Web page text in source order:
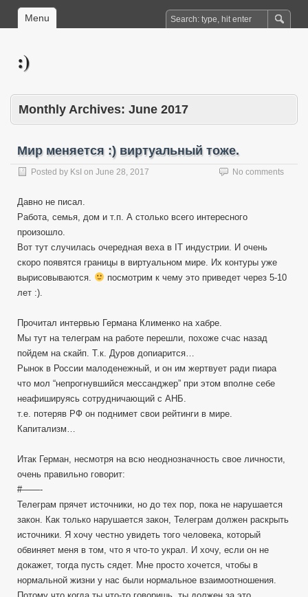
Menu
:)
Monthly Archives: June 2017
Мир меняется :) виртуальный тоже.
Posted by KsI on June 28, 2017 No comments
Давно не писал.
Работа, семья, дом и т.п. А столько всего интересного
произошло.
Вот тут случилась очередная веха в IT индустрии. И очень
скоро появятся границы в виртуальном мире. Их контуры уже
вырисовываются.
посмотрим к чему это приведет через 5-10
лет :).
Прочитал интервью Германа Клименко на хабре.
Мы тут на телеграм на работе перешли, похоже счас назад
пойдем на скайп. Т.к. Дуров допиарится…
Рынок в России малоденежный, и он им жертвует ради пиара
что мол “непрогнувшийся мессанджер” при этом вполне себе
неафишируясь сотрудничающий с АНБ.
т.е. потеряв РФ он поднимет свои рейтинги в мире.
Капитализм…
Итак Герман, несмотря на всю неоднозначность свое личности,
очень правильно говорит:
#——-
Телеграм прячет источники, но до тех пор, пока не нарушается
закон. Как только нарушается закон, Телеграм должен раскрыть
источники. Я хочу честно увидеть того человека, который
обвиняет меня в том, что я что-то украл. И хочу, если он не
докажет, тогда пусть сядет. Мне просто хочется, чтобы в
нормальной жизни у нас были нормальное взаимоотношения.